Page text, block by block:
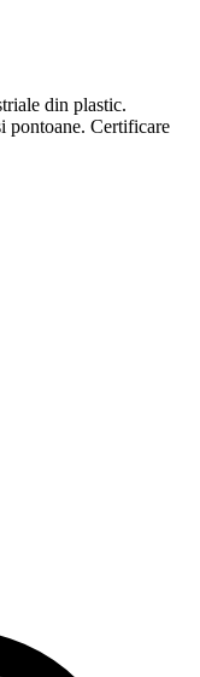
din plastic.
pontoane. Certificare